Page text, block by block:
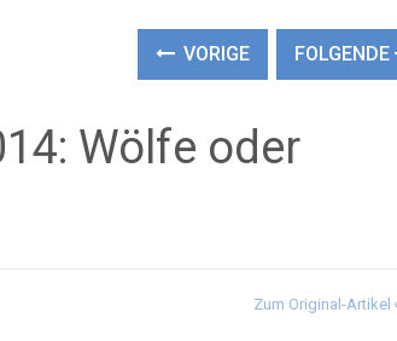
VORIGE FOLGENDE
Wölfe oder
Zum Original-Artikel